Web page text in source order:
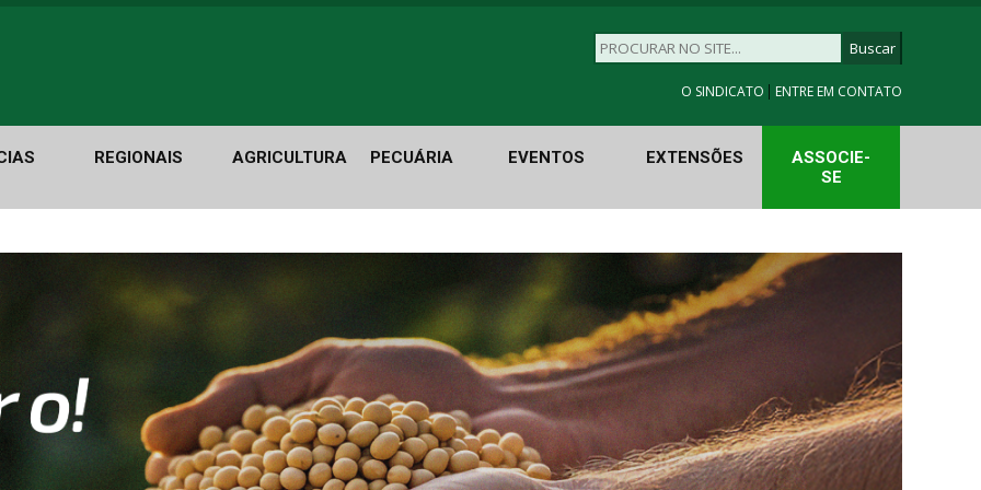
O SINDICATO | ENTRE EM CONTATO
REGIONAIS AGRICULTURA PECUÁRIA EVENTOS EXTENSÕES
ASSOCIE-
SE